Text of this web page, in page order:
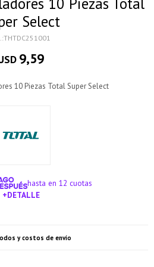
Select
THTDC251001
9,59
10 Piezas Total Super Select
hasta en 12 cuotas
+DETALLE
y costos de envío